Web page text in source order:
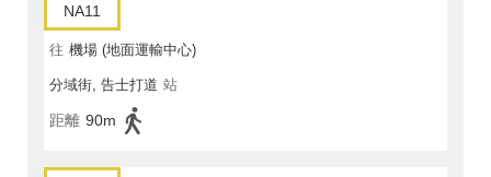
NA11
往 機場 (地面運輸中心)
分域街, 告士打道 站
距離 90m